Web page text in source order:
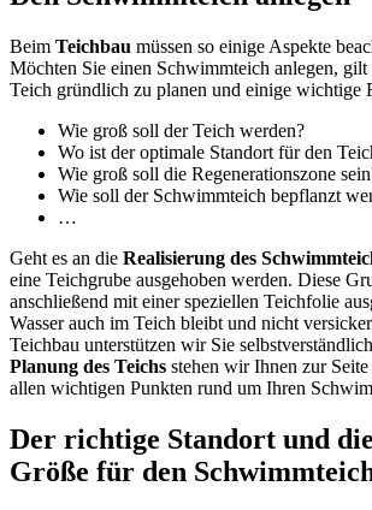
Beim Teichbau müssen so einige Aspekte
Möchten Sie einen Schwimmteich anlegen,
Teich gründlich zu planen und einige wichtige
Wie groß soll der Teich werden?
Wo ist der optimale Standort für den
Wie groß soll die Regenerationszone
Wie soll der Schwimmteich bepflanzt
…
Geht es an die Realisierung des
eine Teichgrube ausgehoben werden. Diese
anschließend mit einer speziellen Teichfolie
Wasser auch im Teich bleibt und nicht
Teichbau unterstützen wir Sie
Planung des Teichs stehen wir Ihnen zur
allen wichtigen Punkten rund um Ihren
Der richtige Standort und die
Größe für den